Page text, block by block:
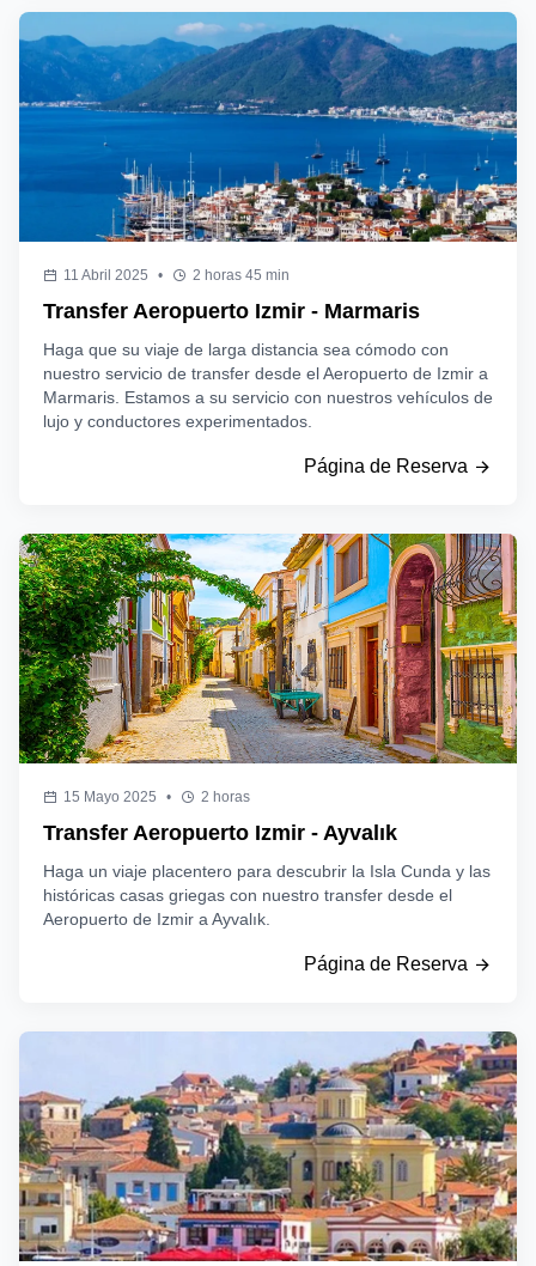
11 Abril 2025 • 2 horas 45 min
Transfer Aeropuerto Izmir - Marmaris
Haga que su viaje de larga distancia sea cómodo con
nuestro servicio de transfer desde el Aeropuerto de Izmir a
Marmaris. Estamos a su servicio con nuestros vehículos de
lujo y conductores experimentados.
Página de Reserva
15 Mayo 2025 • 2 horas
Transfer Aeropuerto Izmir - Ayvalık
Haga un viaje placentero para descubrir la Isla Cunda y las
históricas casas griegas con nuestro transfer desde el
Aeropuerto de Izmir a Ayvalık.
Página de Reserva